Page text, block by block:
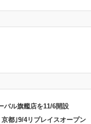
バル旗艦店を11/6開設
都｣9/4リプレイスオープン